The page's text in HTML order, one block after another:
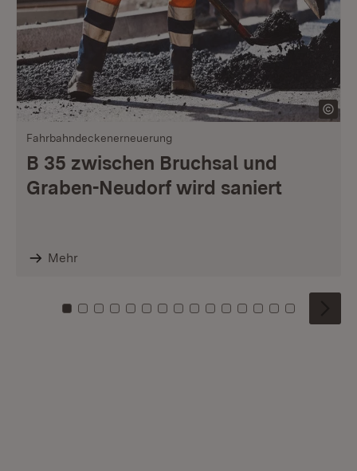
Fahrbahndeckenerneuerung
B 35 zwischen Bruchsal und
Graben-Neudorf wird saniert
Mehr
Zu Kachel: 0
Zu Kachel: 1
Zu Kachel: 2
Zu Kachel: 3
Zu Kachel: 4
Zu Kachel: 5
Zu Kachel: 6
Zu Kachel: 7
Zu Kachel: 8
Zu Kachel: 9
Zu Kachel: 10
Zu Kachel: 11
Zu Kachel: 12
Zu Kachel:
Zu